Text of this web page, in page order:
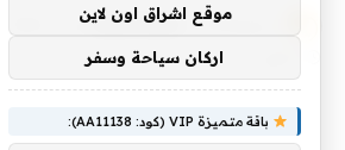
بواسطة diwan4arab 26 مارس، 2022
موقع اشراق اون لاين
اركان سياحة وسفر
باقة متميزة VIP (كود: AA11138):